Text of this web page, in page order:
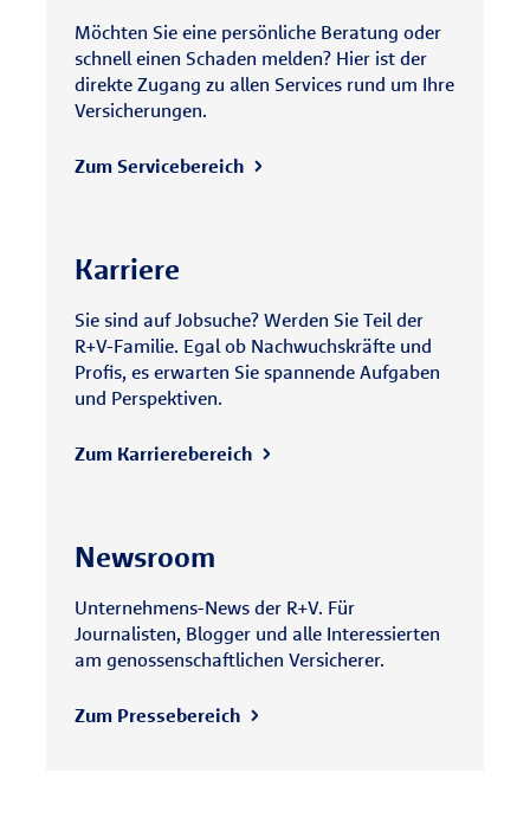
Möchten Sie eine persönliche Beratung oder
schnell einen Schaden melden? Hier ist der
direkte Zugang zu allen Services rund um Ihre
Versicherungen.
Zum Servicebereich
Karriere
Sie sind auf Jobsuche? Werden Sie Teil der
R+V-Familie. Egal ob Nachwuchskräfte und
Profis, es erwarten Sie spannende Aufgaben
und Perspektiven.
Zum Karrierebereich
Newsroom
Unternehmens-News der R+V. Für
Journalisten, Blogger und alle Interessierten
am genossenschaftlichen Versicherer.
Zum Pressebereich